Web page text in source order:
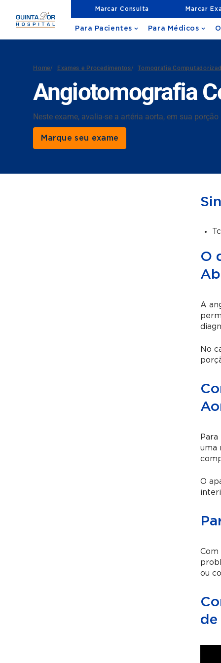
Marcar Consulta Marcar
Para Pacientes Para Médicos
Home/ Exames e Procedimentos/ Tomografia
Angiotomografia
Neste exame, avalia-se a artéria aorta, em sua
Marque seu exame
O
A
No
uma
O
Com
ou
de